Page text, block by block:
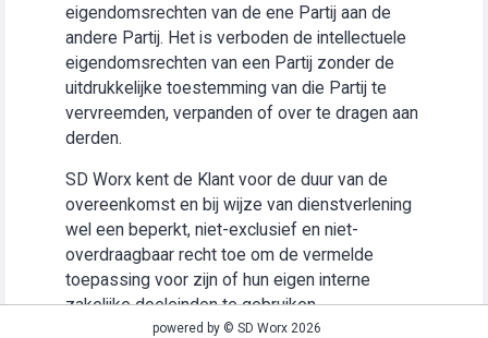
eigendomsrechten van de ene Partij aan de
andere Partij. Het is verboden de intellectuele
eigendomsrechten van een Partij zonder de
uitdrukkelijke toestemming van die Partij te
vervreemden, verpanden of over te dragen aan
derden.
SD Worx kent de Klant voor de duur van de
overeenkomst en bij wijze van dienstverlening
wel een beperkt, niet-exclusief en niet-
overdraagbaar recht toe om de vermelde
toepassing voor zijn of hun eigen interne
zakelijke doeleinden te gebruiken
(“Gebruiksrecht”).powered by © SD Worx 2026